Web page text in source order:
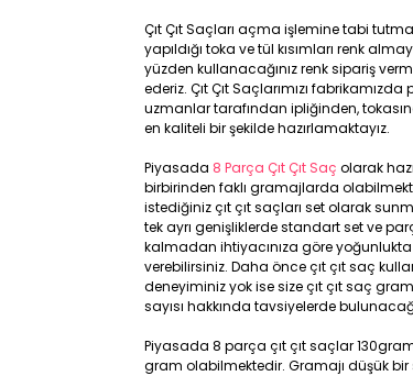
Çıt Çıt Saçları açma işlemine tabi
yapıldığı toka ve tül kısımları renk
yüzden kullanacağınız renk sipariş
ederiz. Çıt Çıt Saçlarımızı fabrikamızda
uzmanlar tarafından ipliğinden,
en kaliteli bir şekilde hazırlamaktayız.
Piyasada 8 Parça Çıt Çıt Saç olarak
birbirinden faklı gramajlarda
istediğiniz çıt çıt saçları set olarak
tek ayrı genişliklerde standart set ve
kalmadan ihtiyacınıza göre
verebilirsiniz. Daha önce çıt çıt saç
deneyiminiz yok ise size çıt çıt saç
sayısı hakkında tavsiyelerde
Piyasada 8 parça çıt çıt saçlar
gram olabilmektedir. Gramajı düşük